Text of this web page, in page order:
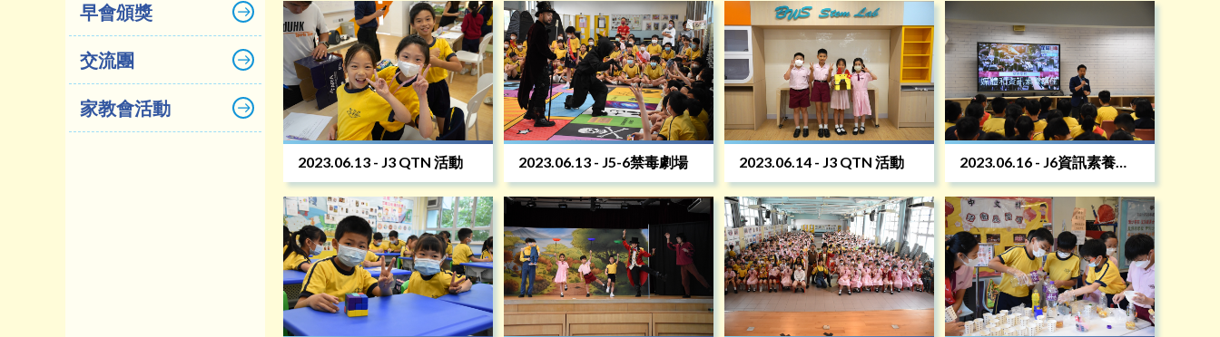
早會頒獎
交流團
家教會活動
2023.06.13 - J3 QTN 活動 2023.06.13 - J5-6禁毒劇場 2023.06.14 - J3 QTN 活動
2023.06.16 - J6資訊素養講
座